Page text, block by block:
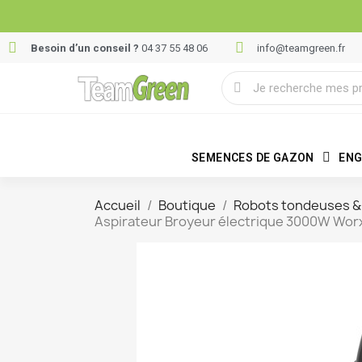
Besoin d’un conseil ? 04 37 55 48 06 info@teamgreen.fr
SEMENCES DE GAZON
Accueil Boutique
Robots tondeuses
Aspirateur Broyeur électrique 3000W